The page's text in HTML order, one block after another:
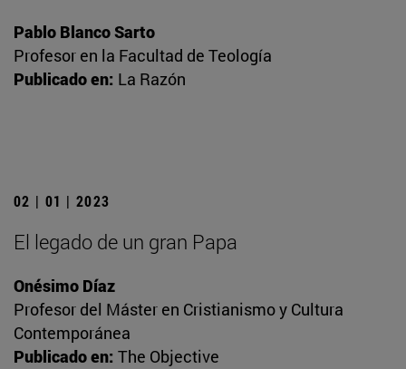
Pablo Blanco Sarto
Profesor en la Facultad de Teología
Publicado en: La Razón
02 | 01 | 2023
El legado de un gran Papa
Onésimo Díaz
Profesor del Máster en Cristianismo y Cultura
Contemporánea
Publicado en: The Objective